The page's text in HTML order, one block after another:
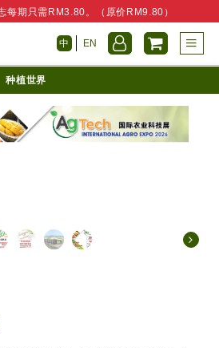
每期只需RM3.80。（原价RM9.80）
中 EN
种植世界